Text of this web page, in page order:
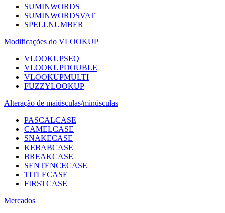
SUMINWORDS
SUMINWORDSVAT
SPELLNUMBER
Modificações do VLOOKUP
VLOOKUPSEQ
VLOOKUPDOUBLE
VLOOKUPMULTI
FUZZYLOOKUP
Alteração de maiúsculas/minúsculas
PASCALCASE
CAMELCASE
SNAKECASE
KEBABCASE
BREAKCASE
SENTENCECASE
TITLECASE
FIRSTCASE
Mercados